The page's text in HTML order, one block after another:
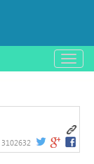
باز
و
کردن
3102632